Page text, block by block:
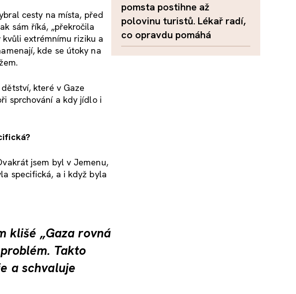
cesty na místa, před
sám říká, „překročila
extrémnímu riziku a
kde se útoky na
které v Gaze
sprchování a kdy jídlo i
jsem byl v Jemenu,
specifická, a i když byla
klišé „Gaza rovná
Takto
a schvaluje
pomsta postihne až
polovinu turistů. Lékař radí,
co opravdu pomáhá